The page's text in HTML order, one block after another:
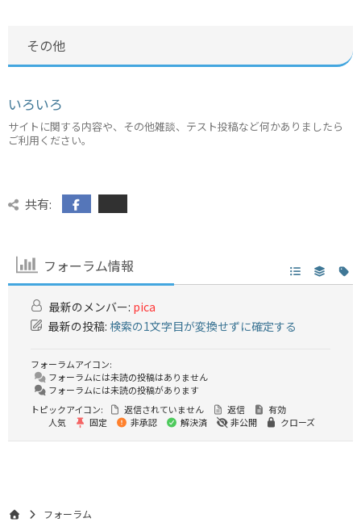
その他
いろいろ
サイトに関する内容や、その他雑談、テスト投稿など何かありましたら
ご利用ください。
共有:
フォーラム情報
最新のメンバー: pica
最新の投稿: 検索の1文字目が変換せずに確定する
フォーラムアイコン:
フォーラムには未読の投稿はありません
フォーラムには未読の投稿があります
トピックアイコン:
返信されていません 返信
有効
人気
固定 非承認 解決済 非公開 クローズ
フォーラム